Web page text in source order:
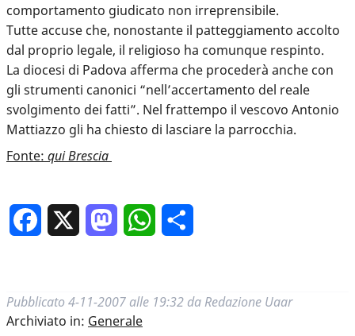
comportamento giudicato non irreprensibile.
Tutte accuse che, nonostante il patteggiamento accolto
dal proprio legale, il religioso ha comunque respinto.
La diocesi di Padova afferma che procederà anche con
gli strumenti canonici “nell’accertamento del reale
svolgimento dei fatti”. Nel frattempo il vescovo Antonio
Mattiazzo gli ha chiesto di lasciare la parrocchia.
Fonte: qui Brescia
Facebook MastodonWhatsApp
Pubblicato 4-11-2007 alle 19:32 da Redazione Uaar
Archiviato in: Generale